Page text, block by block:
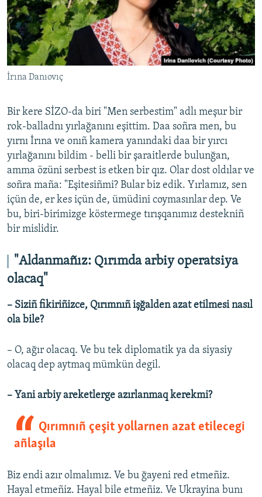
İrına Danıovıç
Bir kere SİZO-da biri "Men serbestim" adlı meşur bir
rok-balladnı yırlağanını eşittim. Daa soñra men, bu
yırnı İrına ve onıñ kamera yanındaki daa bir yırcı
yırlağanını bildim - belli bir şaraitlerde bulunğan,
amma özüni serbest is etken bir qız. Olar dost oldılar ve
soñra maña: "Eşitesiñmi? Bular biz edik. Yırlamız, sen
içün de, er kes içün de, ümüdini coymasınlar dep. Ve
bu, biri-birimizge köstermege tırışqanımız destekniñ
bir mislidir.
"Aldanmañız: Qırımda arbiy operatsiya
olacaq"
– Siziñ fikiriñizce, Qırımnıñ işğalden azat etilmesi nasıl
ola bile?
– O, ağır olacaq. Ve bu tek diplomatik ya da siyasiy
olacaq dep aytmaq mümkün degil.
– Yani arbiy areketlerge azırlanmaq kerekmi?
Qırımnıñ çeşit yollarnen azat etilecegi
añlaşıla
Biz endi azır olmalımız. Ve bu ğayeni red etmeñiz.
Hayal etmeñiz. Hayal bile etmeñiz. Ve Ukrayina bunı